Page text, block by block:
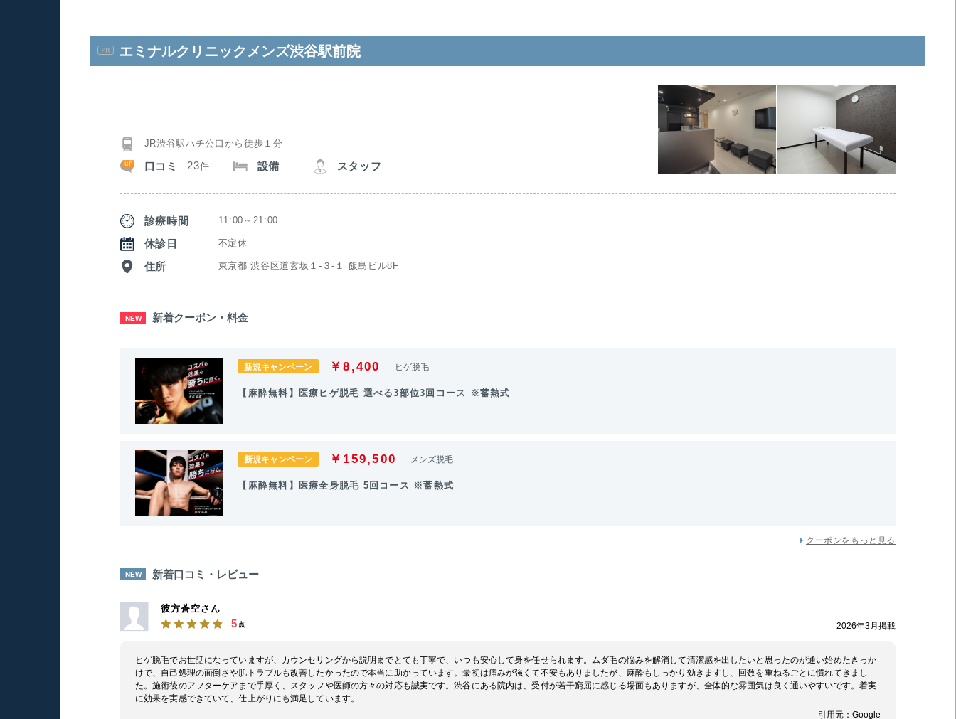
エミナルクリニックメンズ渋谷駅前院
JR渋谷駅ハチ公口から徒歩１分
口コミ 23件 設備 スタッフ
診療時間 11:00～21:00
休診日 不定休
住所 東京都 渋谷区道玄坂１-３-１ 飯島ビル8F
NEW 新着クーポン・料金
新規キャンペーン ￥8,400 ヒゲ脱毛
【麻酔無料】医療ヒゲ脱毛 選べる3部位3回コース ※蓄熱式
新規キャンペーン ￥159,500 メンズ脱毛
【麻酔無料】医療全身脱毛 5回コース ※蓄熱式
クーポンをもっと見る
NEW 新着口コミ・レビュー
彼方蒼空さん
5 点 2026年3月掲載
ヒゲ脱毛でお世話になっていますが、カウンセリングから説明までとても丁寧で、いつも安心して身を任せられます。ムダ毛の悩みを解消して清潔感を出したいと思ったのが通い始めたきっか
けで、自己処理の面倒さや肌トラブルも改善したかったので本当に助かっています。最初は痛みが強くて不安もありましたが、麻酔もしっかり効きますし、回数を重ねるごとに慣れてきまし
た。施術後のアフターケアまで手厚く、スタッフや医師の方々の対応も誠実です。渋谷にある院内は、受付が若干窮屈に感じる場面もありますが、全体的な雰囲気は良く通いやすいです。着実
に効果を実感できていて、仕上がりにも満足しています。
引用元： Google